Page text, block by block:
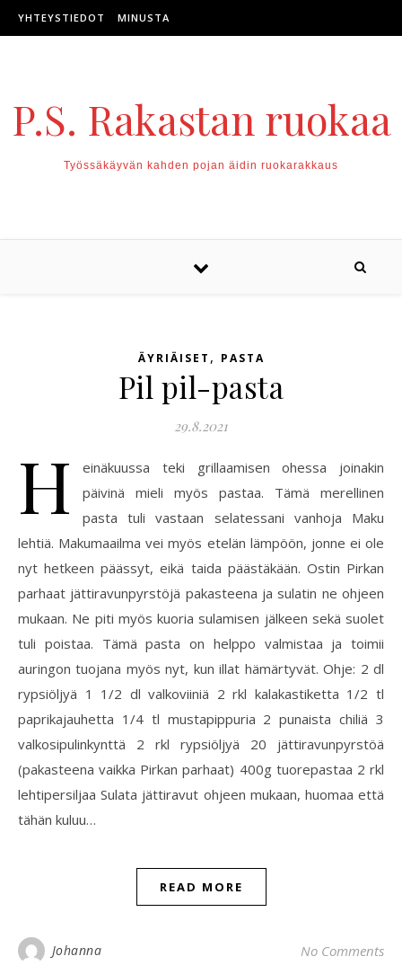
Skip to content
YHTEYSTIEDOT MINUSTA
P.S. Rakastan ruokaa
Työssäkäyvän kahden pojan äidin ruokarakkaus
ÄYRIÄISET , PASTA
Pil pil-pasta
29.8.2021
H
einäkuussa teki grillaamisen ohessa joinakin
päivinä mieli myös pastaa. Tämä merellinen
pasta tuli vastaan selatessani vanhoja Maku
lehtiä. Makumaailma vei myös etelän lämpöön, jonne ei ole
nyt hetkeen päässyt, eikä taida päästäkään. Ostin Pirkan
parhaat jättiravunpyrstöjä pakasteena ja sulatin ne ohjeen
mukaan. Ne piti myös kuoria sulamisen jälkeen sekä suolet
tuli poistaa. Tämä pasta on helppo valmistaa ja toimii
auringon tuojana myös nyt, kun illat hämärtyvät. Ohje: 2 dl
rypsiöljyä 1 1/2 dl valkoviiniä 2 rkl kalakastiketta 1/2 tl
paprikajauhetta 1/4 tl mustapippuria 2 punaista chiliä 3
valkosipulinkynttä 2 rkl rypsiöljyä 20 jättiravunpyrstöä
(pakasteena vaikka Pirkan parhaat) 400g tuorepastaa 2 rkl
lehtipersiljaa Sulata jättiravut ohjeen mukaan, huomaa että
tähän kuluu…
READ MORE
Johanna No Comments